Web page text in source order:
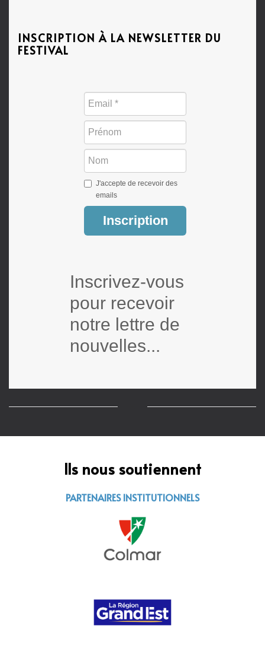
INSCRIPTION À LA NEWSLETTER DU
FESTIVAL
J'accepte de recevoir des
emails
Inscription
Inscrivez-vous
pour recevoir
notre lettre de
nouvelles...
Ils nous soutiennent
PARTENAIRES INSTITUTIONNELS